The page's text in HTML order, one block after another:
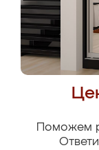
Поможем